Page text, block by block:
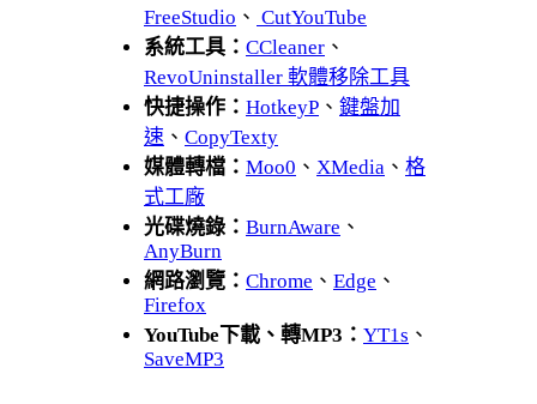
FreeStudio 、 CutYouTube
系統工具： CCleaner 、
RevoUninstaller 軟體移除工具
快捷操作： HotkeyP 、 鍵盤加
速 、 CopyTexty
媒體轉檔： Moo0 、 XMedia 、 格
式工廠
光碟燒錄： BurnAware 、
AnyBurn
網路瀏覽： Chrome 、 Edge 、
Firefox
YouTube下載、轉MP3： YT1s 、
SaveMP3